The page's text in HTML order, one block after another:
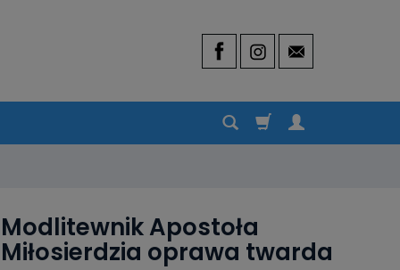
Modlitewnik Apostoła
Miłosierdzia oprawa twarda